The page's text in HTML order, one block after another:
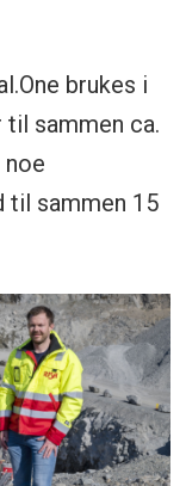
brukes i
til sammen ca.
til sammen 15